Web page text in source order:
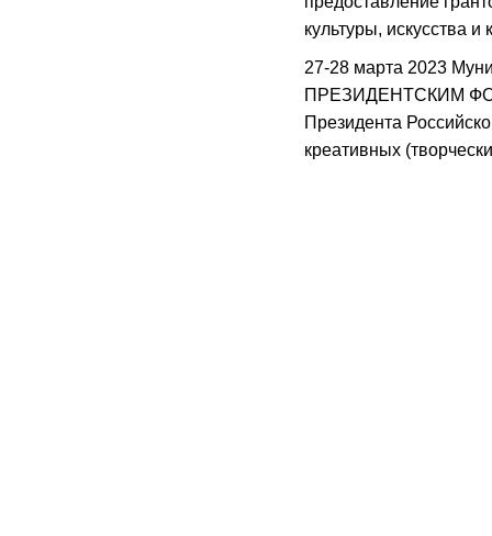
культуры, искусства и
27-28 марта 2023
ПРЕЗИДЕНТСКИМ
Президента
креативных